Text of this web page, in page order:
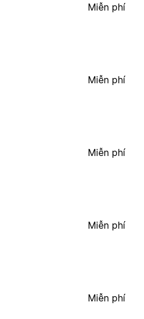
Miễn phí
Miễn phí
Miễn phí
Miễn phí
Miễn phí